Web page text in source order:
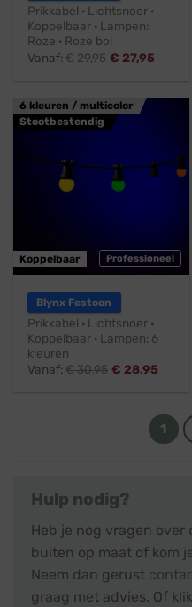
Prikkabel · Lichtsnoer ·
Koppelbaar · Lampen:
Roze · Roze bol
Vanaf:€29,95 € 27,95
6 kleuren / multicolor
Stootbestendig
Professioneel
Koppelbaar
Blynx Festoon
Prikkabel · Lichtsnoer ·
Koppelbaar · Lampen: 6
kleuren
Vanaf:€30,95 € 28,95
1
Hulp nodig?
Heb je nog vragen
buiten op maat of kom
Neem dan gerust
graag met advies. Of